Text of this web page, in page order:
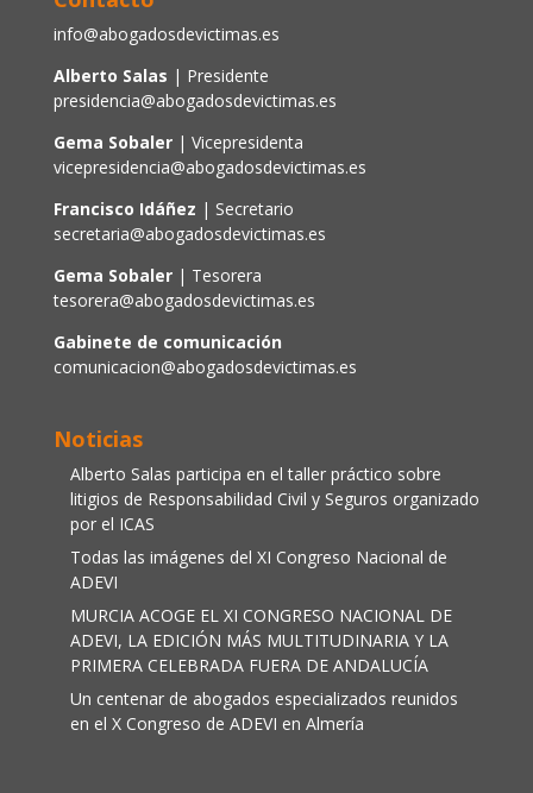
info@abogadosdevictimas.es
Alberto Salas | Presidente
presidencia@abogadosdevictimas.es
Gema Sobaler | Vicepresidenta
vicepresidencia@abogadosdevictimas.es
Francisco Idáñez | Secretario
secretaria@abogadosdevictimas.es
Gema Sobaler| Tesorera
tesorera@abogadosdevictimas.es
Gabinete de comunicación
comunicacion@abogadosdevictimas.es
Noticias
Alberto Salas participa en el taller práctico sobre
litigios de Responsabilidad Civil y Seguros organizado
por el ICAS
Todas las imágenes del XI Congreso Nacional de
ADEVI
MURCIA ACOGE EL XI CONGRESO NACIONAL DE
ADEVI, LA EDICIÓN MÁS MULTITUDINARIA Y LA
PRIMERA CELEBRADA FUERA DE ANDALUCÍA
Un centenar de abogados especializados reunidos
en el X Congreso de ADEVI en Almería